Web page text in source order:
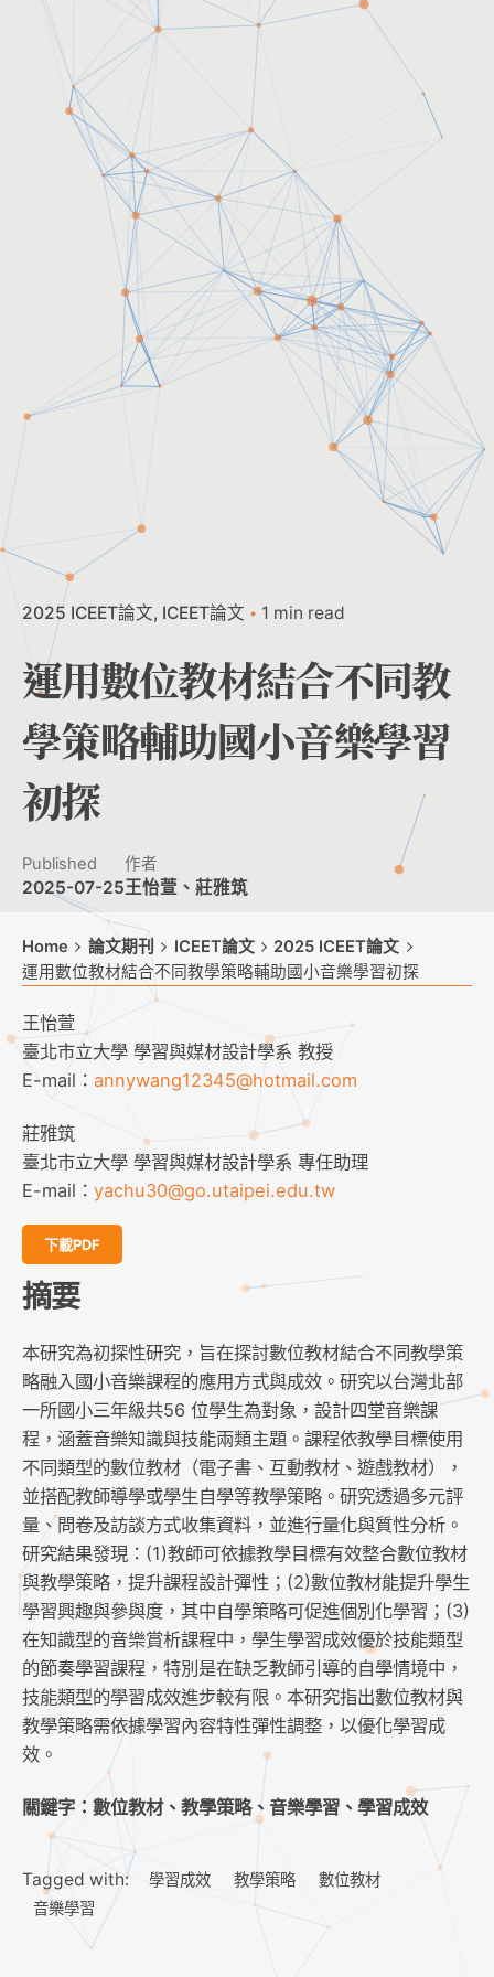
2025 ICEET論文 ICEET論文 1 min read
運用數位教材結合不同教
學策略輔助國小音樂學習
初探
Published
2025-07-25
作者
王怡萱、莊雅筑
Home 論文期刊 ICEET論文
2025 ICEET論文
運用數位教材結合不同教學策略輔助國小音樂學習初探
王怡萱
臺北市立大學 學習與媒材設計學系 教授
E-mail： annywang12345@hotmail.com
莊雅筑
臺北市立大學 學習與媒材設計學系 專任助理
E-mail： yachu30@go.utaipei.edu.tw
下載PDF
摘要
本研究為初探性研究，旨在探討數位教材結合不同教學策
略融入國小音樂課程的應用方式與成效。研究以台灣北部
一所國小三年級共56 位學生為對象，設計四堂音樂課
程，涵蓋音樂知識與技能兩類主題。課程依教學目標使用
不同類型的數位教材（電子書、互動教材、遊戲教材），
並搭配教師導學或學生自學等教學策略。研究透過多元評
量、問卷及訪談方式收集資料，並進行量化與質性分析。
研究結果發現：(1)教師可依據教學目標有效整合數位教材
與教學策略，提升課程設計彈性；(2)數位教材能提升學生
學習興趣與參與度，其中自學策略可促進個別化學習；(3)
在知識型的音樂賞析課程中，學生學習成效優於技能類型
的節奏學習課程，特別是在缺乏教師引導的自學情境中，
技能類型的學習成效進步較有限。本研究指出數位教材與
教學策略需依據學習內容特性彈性調整，以優化學習成
效。
關鍵字：數位教材、教學策略、音樂學習、學習成效
Tagged with: 學習成效 教學策略
數位教材
音樂學習